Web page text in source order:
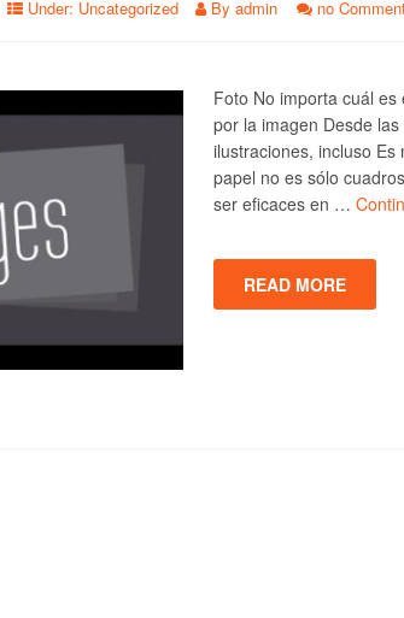
Under: Uncategorized By admin no
Foto No importa cuál
por la imagen Desde
ilustraciones, incluso
papel no es sólo
ser eficaces en …
READ MORE